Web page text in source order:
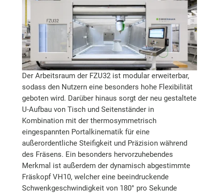
Der Arbeitsraum der FZU32 ist modular erweiterbar,
sodass den Nutzern eine besonders hohe Flexibilität
geboten wird. Darüber hinaus sorgt der neu gestaltete
U-Aufbau von Tisch und Seitenständer in
Kombination mit der thermosymmetrisch
eingespannten Portalkinematik für eine
außerordentliche Steifigkeit und Präzision während
des Fräsens. Ein besonders hervorzuhebendes
Merkmal ist außerdem der dynamisch abgestimmte
Fräskopf VH10, welcher eine beeindruckende
Schwenkgeschwindigkeit von 180° pro Sekunde